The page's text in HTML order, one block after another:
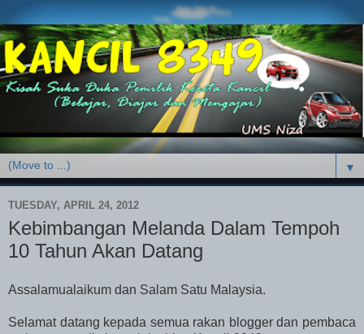
▼
TUESDAY, APRIL 24, 2012
Kebimbangan Melanda Dalam Tempoh
10 Tahun Akan Datang
Assalamualaikum dan Salam Satu Malaysia.
Selamat datang kepada semua rakan blogger dan pembaca